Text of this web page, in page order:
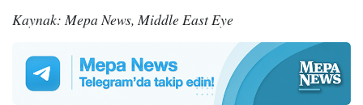
Kaynak: Mepa News, Middle East Eye